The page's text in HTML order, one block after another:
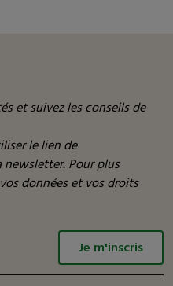
et suivez les conseils de
le lien de
Pour plus
données et vos droits
Je m'inscris